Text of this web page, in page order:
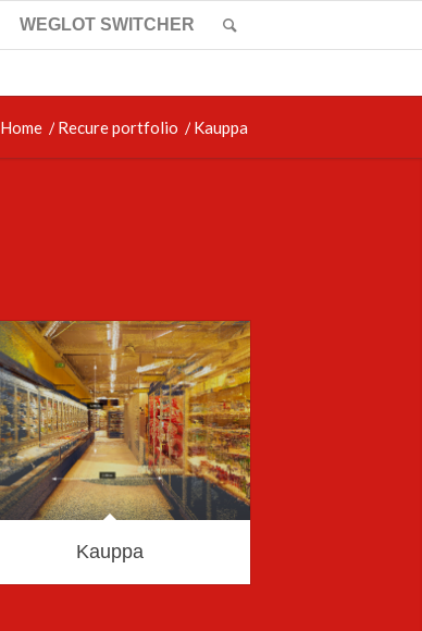
WEGLOT SWITCHER
Home / Recure portfolio / Kauppa
Kauppa